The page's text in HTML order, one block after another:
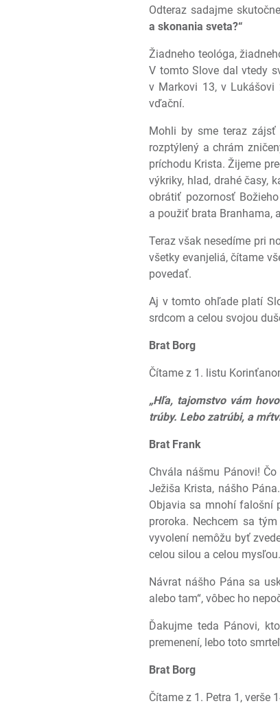
Odteraz sadajme
a skonania sveta?“
Žiadneho teológa,
V tomto Slove dal vtedy
v Markovi 13, v Lukášovi
vďační.
Mohli by sme teraz
rozptýlený a chrám
príchodu Krista. Žijeme
výkriky, hlad, drahé časy,
obrátiť pozornosť
a použiť brata Branhama,
Teraz však nesedíme pri
všetky evanjeliá, čítame
povedať.
Aj v tomto ohľade platí
srdcom a celou svojou
Brat Borg
Čítame z 1. listu
„Hľa, tajomstvo vám
trúby. Lebo zatrúbi, a
Brat Frank
Chvála nášmu Pánovi!
Ježiša Krista, nášho Pána.
Objavia sa mnohí falošní
proroka. Nechcem sa
vyvolení nemôžu byť
celou silou a celou mysľou.
Návrat nášho Pána sa
alebo tam“, vôbec ho
Ďakujme teda Pánovi,
premenení, lebo toto
Brat Borg
Čítame z 1. Petra 1, verše